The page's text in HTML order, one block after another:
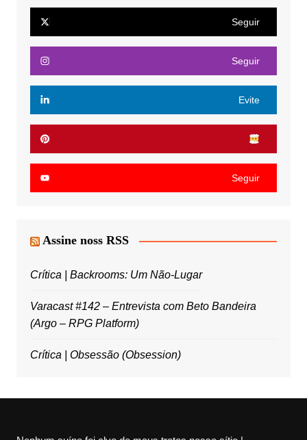
Seguir
Seguir
Evite
Seguir
Assine noss RSS
Crítica | Backrooms: Um Não-Lugar
Varacast #142 – Entrevista com Beto Bandeira
(Argo – RPG Platform)
Crítica | Obsessão (Obsession)